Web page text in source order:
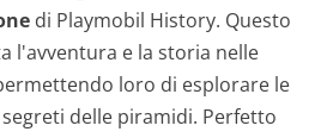
di Playmobil History. Questo
l'avventura e la storia nelle
loro di esplorare le
delle piramidi. Perfetto